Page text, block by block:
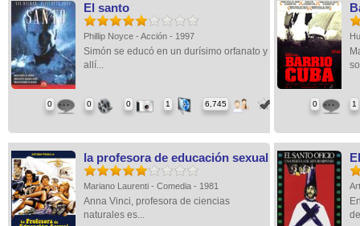
El santo
Phillip Noyce - Acción - 1997
Simón se educó en un durísimo orfanato y
allí...
0 0 0 1 6,745 0 1
la profesora de educación sexual
Mariano Laurenti - Comedia - 1981
Anna Vinci, profesora de ciencias
naturales es...